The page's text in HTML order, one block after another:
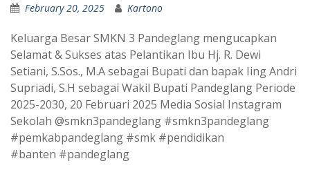
February 20, 2025 Kartono
Keluarga Besar SMKN 3 Pandeglang mengucapkan
Selamat & Sukses atas Pelantikan Ibu Hj. R. Dewi
Setiani, S.Sos., M.A sebagai Bupati dan bapak Iing Andri
Supriadi, S.H sebagai Wakil Bupati Pandeglang Periode
2025-2030, 20 Februari 2025 Media Sosial Instagram
Sekolah @smkn3pandeglang #smkn3pandeglang
#pemkabpandeglang #smk #pendidikan
#banten #pandeglang